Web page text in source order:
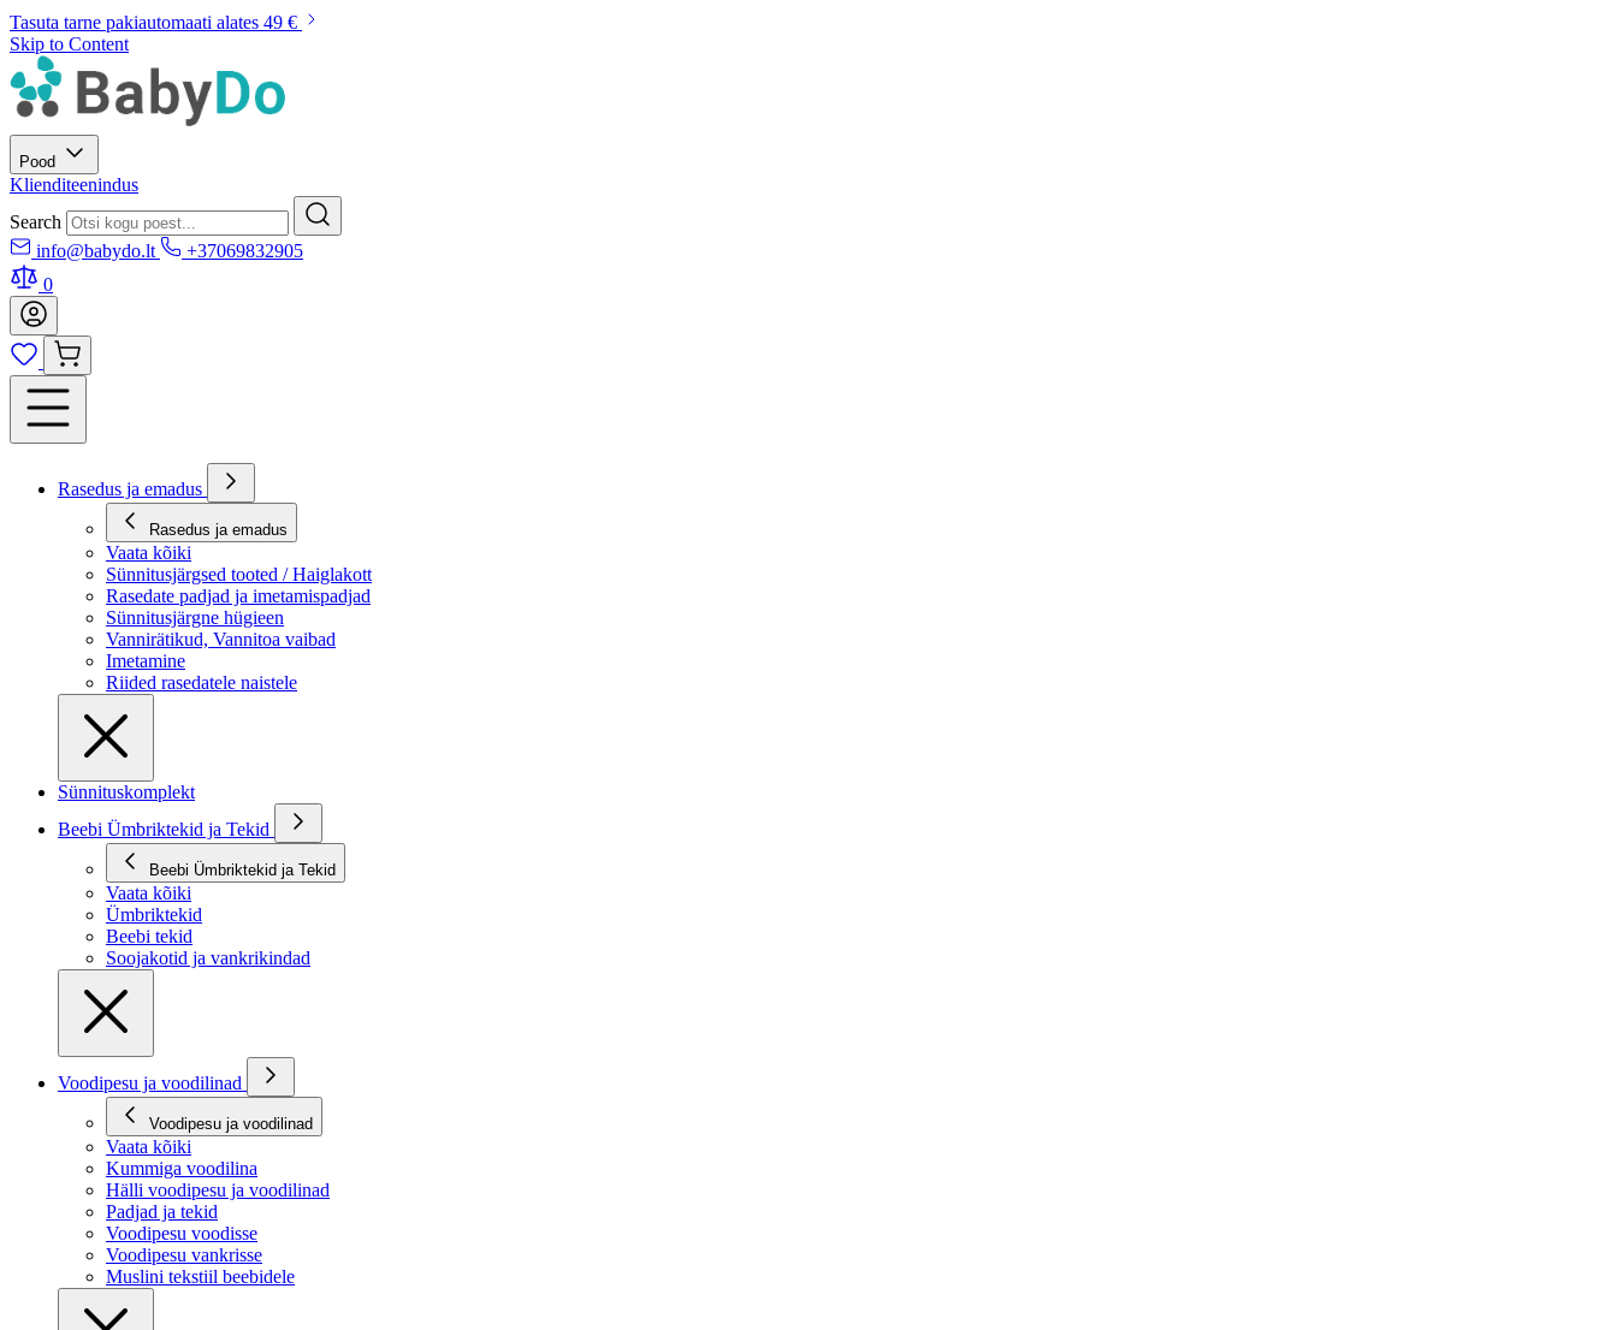
Tasuta tarne pakiautomaati alates 49 €
Skip to Content
Pood
Klienditeenindus
Search
info@babydo.lt
+37069832905
0
Rasedus ja emadus
Rasedus ja emadus
Vaata kõiki
Sünnitusjärgsed tooted / Haiglakott
Rasedate padjad ja imetamispadjad
Sünnitusjärgne hügieen
Vannirätikud, Vannitoa vaibad
Imetamine
Riided rasedatele naistele
Sünnituskomplekt
Beebi Ümbriktekid ja Tekid
Beebi Ümbriktekid ja Tekid
Vaata kõiki
Ümbriktekid
Beebi tekid
Soojakotid ja vankrikindad
Voodipesu ja voodilinad
Voodipesu ja voodilinad
Vaata kõiki
Kummiga voodilina
Hälli voodipesu ja voodilinad
Padjad ja tekid
Voodipesu voodisse
Voodipesu vankrisse
Muslini tekstiil beebidele